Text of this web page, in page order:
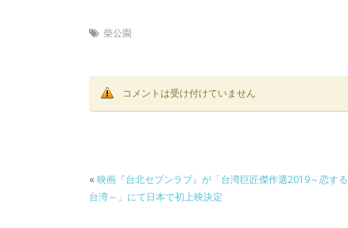
柴公園
コメントは受け付けていません
« 映画『台北セブンラブ』が「台湾巨匠傑作選2019～恋する
台湾～」にて日本で初上映決定